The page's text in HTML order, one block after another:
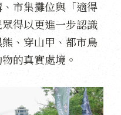
市集攤位與「適得
得以更進一步認識
、穿山甲、都市鳥
的真實處境。